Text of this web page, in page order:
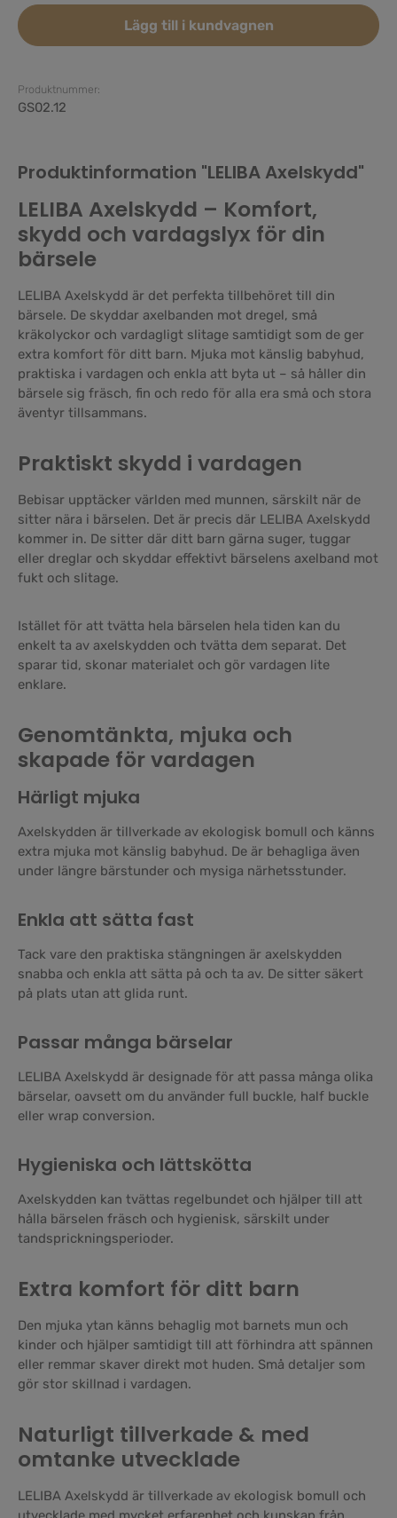
Lägg till i kundvagnen
Produktnummer:
GS02.12
Produktinformation "LELIBA Axelskydd"
LELIBA Axelskydd – Komfort,
skydd och vardagslyx för din
bärsele
LELIBA Axelskydd är det perfekta tillbehöret till din
bärsele. De skyddar axelbanden mot dregel, små
kräkolyckor och vardagligt slitage samtidigt som de ger
extra komfort för ditt barn. Mjuka mot känslig babyhud,
praktiska i vardagen och enkla att byta ut – så håller din
bärsele sig fräsch, fin och redo för alla era små och stora
äventyr tillsammans.
Praktiskt skydd i vardagen
Bebisar upptäcker världen med munnen, särskilt när de
sitter nära i bärselen. Det är precis där LELIBA Axelskydd
kommer in. De sitter där ditt barn gärna suger, tuggar
eller dreglar och skyddar effektivt bärselens axelband mot
fukt och slitage.
Istället för att tvätta hela bärselen hela tiden kan du
enkelt ta av axelskydden och tvätta dem separat. Det
sparar tid, skonar materialet och gör vardagen lite
enklare.
Genomtänkta, mjuka och
skapade för vardagen
Härligt mjuka
Axelskydden är tillverkade av ekologisk bomull och känns
extra mjuka mot känslig babyhud. De är behagliga även
under längre bärstunder och mysiga närhetsstunder.
Enkla att sätta fast
Tack vare den praktiska stängningen är axelskydden
snabba och enkla att sätta på och ta av. De sitter säkert
på plats utan att glida runt.
Passar många bärselar
LELIBA Axelskydd är designade för att passa många olika
bärselar, oavsett om du använder full buckle, half buckle
eller wrap conversion.
Hygieniska och lättskötta
Axelskydden kan tvättas regelbundet och hjälper till att
hålla bärselen fräsch och hygienisk, särskilt under
tandsprickningsperioder.
Extra komfort för ditt barn
Den mjuka ytan känns behaglig mot barnets mun och
kinder och hjälper samtidigt till att förhindra att spännen
eller remmar skaver direkt mot huden. Små detaljer som
gör stor skillnad i vardagen.
Naturligt tillverkade & med
omtanke utvecklade
LELIBA Axelskydd är tillverkade av ekologisk bomull och